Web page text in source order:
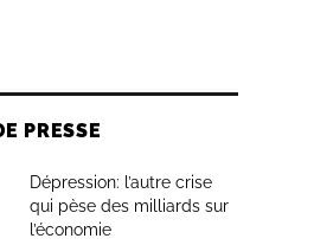
PRESSE
Dépression: l’autre crise
qui pèse des milliards sur
l’économie